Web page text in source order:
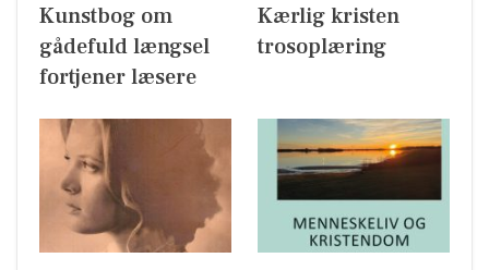
Kunstbog om
gådefuld længsel
fortjener læsere
Kærlig kristen
trosoplæring